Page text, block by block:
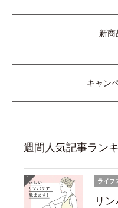
新商
キャン
週間人気記事ラン
ライフ
リ